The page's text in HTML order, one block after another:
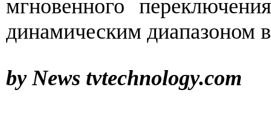
мгновенного
динамическим диапазоном
by News tvtechnology.com